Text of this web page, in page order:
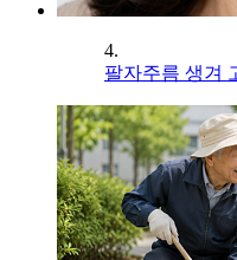
4.
팔자주름 생겨